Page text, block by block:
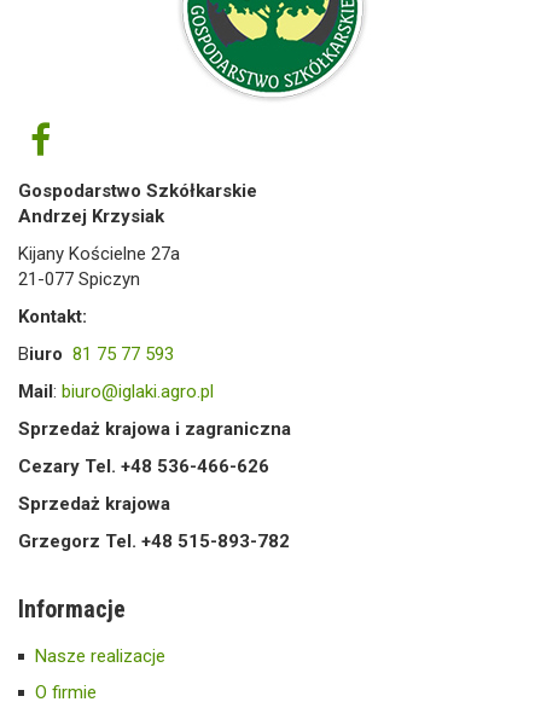
Gospodarstwo Szkółkarskie
Andrzej Krzysiak
Kijany Kościelne 27a
21-077 Spiczyn
Kontakt:
Biuro 81 75 77 593
Mail : biuro@iglaki.agro.pl
Sprzedaż krajowa i zagraniczna
Cezary Tel. +48 536-466-626
Sprzedaż krajowa
Grzegorz Tel. +48 515-893-782
Informacje
Nasze realizacje
O firmie